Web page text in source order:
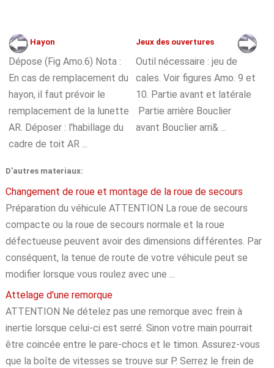
Hayon
Dépose (Fig Amo.6) Nota :
En cas de remplacement du
hayon, il faut prévoir le
remplacement de la lunette
AR. Déposer : l'habillage du
cadre de toit AR ...
Jeux des ouvertures
Outil nécessaire : jeu de
cales. Voir figures Amo. 9 et
10. Partie avant et latérale
Partie arrière Bouclier
avant Bouclier arri& ...
D'autres materiaux:
Changement de roue et montage de la roue de secours
Préparation du véhicule ATTENTION La roue de secours
compacte ou la roue de secours normale et la roue
défectueuse peuvent avoir des dimensions différentes. Par
conséquent, la tenue de route de votre véhicule peut se
modifier lorsque vous roulez avec une ...
Attelage d'une remorque
ATTENTION Ne dételez pas une remorque avec frein à
inertie lorsque celui-ci est serré. Sinon votre main pourrait
être coincée entre le pare-chocs et le timon. Assurez-vous
que la boîte de vitesses se trouve sur P. Serrez le frein de